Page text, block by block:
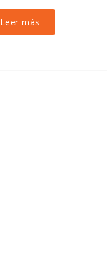
Leer más